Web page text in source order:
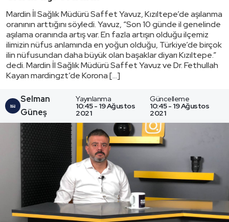
Mardin İl Sağlık Müdürü Saffet Yavuz, Kızıltepe’de aşılanma
oranının arttığını söyledi. Yavuz, “Son 10 günde il genelinde
aşılama oranında artış var. En fazla artışın olduğu ilçemiz
ilimizin nüfus anlamında en yoğun olduğu, Türkiye’de birçok
ilin nüfusundan daha büyük olan başaklar diyarı Kızıltepe.”
dedi. Mardin İl Sağlık Müdürü Saffet Yavuz ve Dr. Fethullah
Kayan mardingzt’de Korona […]
Selman
Güneş
Yayınlanma
10:45 - 19 Ağustos
2021
Güncelleme
10:45 - 19 Ağustos
2021